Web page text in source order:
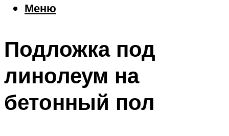
Меню
Подложка под
линолеум на
бетонный пол